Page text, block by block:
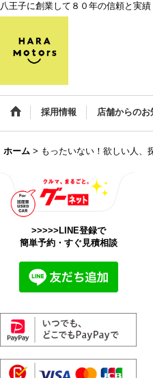
八王子に創業して８０年の信頼と実
採用情報 店舗からのお
ホーム > もったいない！欲しい人、
>>>>>LINE登録で
簡単予約・すぐ見積相談